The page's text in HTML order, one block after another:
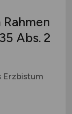
Abs. 2
Erzbistum